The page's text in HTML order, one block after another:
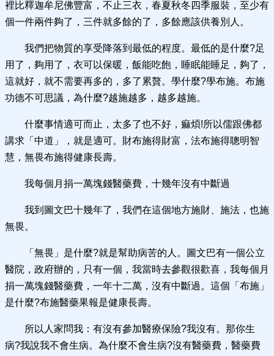
裡比釋迦牟尼佛豐富，不止三衣，春夏秋冬四季服裝，至少有
個一件兩件夠了，三件就多餘的了，多餘應該供養別人。
我們把物質的享受降落到最低的程度。最低的是什麼?足
用了，夠用了，衣可以保暖，飯能吃飽，睡眠能睡足，夠了，
這就好，就不需要再多的，多了累贅。學什麼?學布施。布施
功德不可思議，為什麼?越施越多，越多越施。
什麼事情適可而止，太多了也不好，痲煩!所以儒跟佛都
講求「中道」，就是適可。財布施得財富，法布施得聰明智
慧，無畏布施得健康長壽。
我每個月捐一萬塊錢醫藥費，十幾年沒有中斷過
我到圖文巴十幾年了，我們在這個地方施財、施法，也施
無畏。
「無畏」是什麼?就是幫助病苦的人。圖文巴有一個公立
醫院，政府辦的，只有一個，我當時去參觀很歡喜，我每個月
捐一萬塊錢醫藥費，一年十二萬，沒有中斷過。這個「布施」
是什麼?布施醫藥果報是健康長壽。
所以人家問我：有沒有參加醫療保險?我沒有。那你生
病?我說我不會生病。為什麼不會生病?沒有醫藥費，醫藥費